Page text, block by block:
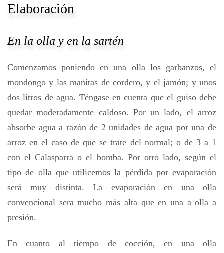
Elaboración
En la olla y en la sartén
Comenzamos poniendo en una olla los garbanzos, el
mondongo y las manitas de cordero, y el jamón; y unos
dos litros de agua. Téngase en cuenta que el guiso debe
quedar moderadamente caldoso. Por un lado, el arroz
absorbe agua a razón de 2 unidades de agua por una de
arroz en el caso de que se trate del normal; o de 3 a 1
con el Calasparra o el bomba. Por otro lado, según el
tipo de olla que utilicemos la pérdida por evaporación
será muy distinta. La evaporación en una olla
convencional sera mucho más alta que en una a olla a
presión.
En cuanto al tiempo de cocción, en una olla